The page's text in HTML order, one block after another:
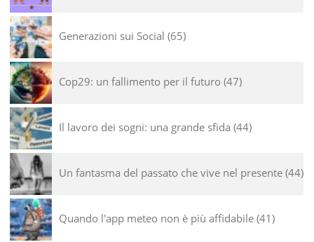
Generazioni sui Social 65
Cop29: un fallimento per il futuro 47
Il lavoro dei sogni: una grande sfida 44
Un fantasma del passato che vive nel presente 44
Quando l'app meteo non è più affidabile 41